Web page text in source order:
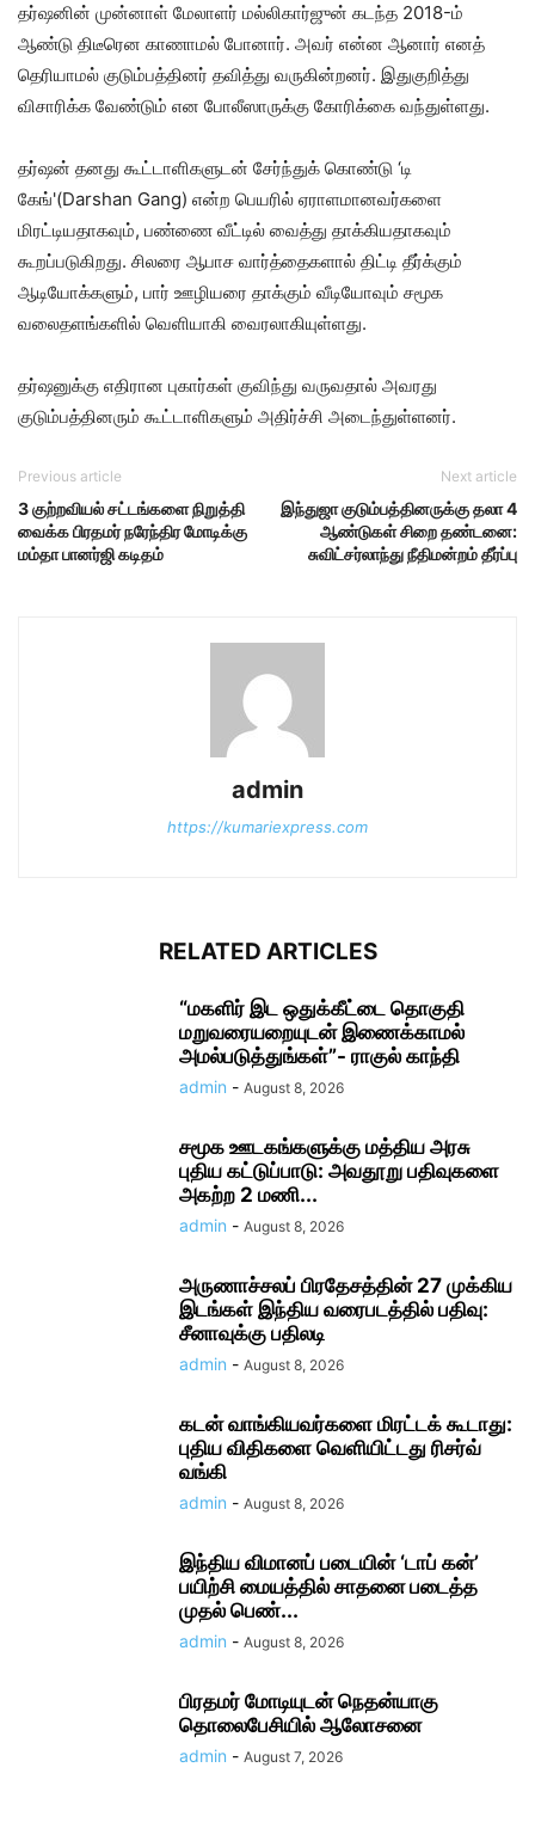
தர்ஷனின் முன்னாள் மேலாளர் மல்லிகார்ஜுன் கடந்த 2018-ம்
ஆண்டு திடீரென காணாமல் போனார். அவர் என்ன ஆனார் எனத்
தெரியாமல் குடும்பத்தினர் தவித்து வருகின்றனர். இதுகுறித்து
விசாரிக்க வேண்டும் என போலீஸாருக்கு கோரிக்கை வந்துள்ளது.
தர்ஷன் தனது கூட்டாளிகளுடன் சேர்ந்துக் கொண்டு ‘டி
கேங்'(Darshan Gang) என்ற பெயரில் ஏராளமானவர்களை
மிரட்டியதாகவும், பண்ணை வீட்டில் வைத்து தாக்கியதாகவும்
கூறப்படுகிறது. சிலரை ஆபாச வார்த்தைகளால் திட்டி தீர்க்கும்
ஆடியோக்களும், பார் ஊழியரை தாக்கும் வீடியோவும் சமூக
வலைதளங்களில் வெளியாகி வைரலாகியுள்ளது.
தர்ஷனுக்கு எதிரான புகார்கள் குவிந்து வருவதால் அவரது
குடும்பத்தினரும் கூட்டாளிகளும் அதிர்ச்சி அடைந்துள்ளனர்.
Previous article
3 குற்றவியல் சட்டங்களை நிறுத்தி
வைக்க பிரதமர் நரேந்திர மோடிக்கு
மம்தா பானர்ஜி கடிதம்
Next article
இந்துஜா குடும்பத்தினருக்கு தலா 4
ஆண்டுகள் சிறை தண்டனை:
சுவிட்சர்லாந்து நீதிமன்றம் தீர்ப்பு
admin
https://kumariexpress.com
RELATED ARTICLES
“மகளிர் இட ஒதுக்கீட்டை தொகுதி
மறுவரையறையுடன் இணைக்காமல்
அமல்படுத்துங்கள்”- ராகுல் காந்தி
admin - August 8, 2026
சமூக ஊடகங்களுக்கு மத்திய அரசு
புதிய கட்டுப்பாடு: அவதூறு பதிவுகளை
அகற்ற 2 மணி...
admin - August 8, 2026
அருணாச்சலப் பிரதேசத்தின் 27 முக்கிய
இடங்கள் இந்திய வரைபடத்தில் பதிவு:
சீனாவுக்கு பதிலடி
admin - August 8, 2026
கடன் வாங்கியவர்களை மிரட்டக் கூடாது:
புதிய விதிகளை வெளியிட்டது ரிசர்வ்
வங்கி
admin - August 8, 2026
இந்திய விமானப் படையின் ‘டாப் கன்’
பயிற்சி மையத்தில் சாதனை படைத்த
முதல் பெண்...
admin - August 8, 2026
பிரதமர் மோடி​யுடன் நெதன்யாகு
தொலைபேசியில் ஆலோ​சனை
admin - August 7, 2026